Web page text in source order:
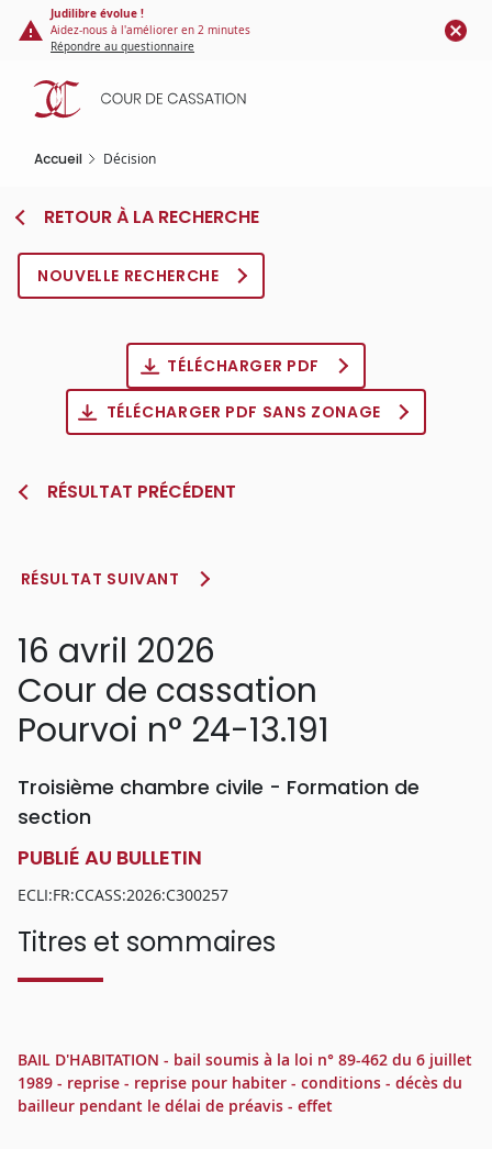
Panneau de gestion des cookies
contenu
principal
Judilibre évolue !
Aidez-nous à l'améliorer en 2 minutes
Répondre au questionnaire
Accueil Décision
RETOUR À LA RECHERCHE
NOUVELLE RECHERCHE
TÉLÉCHARGER PDF
TÉLÉCHARGER PDF SANS ZONAGE
RÉSULTAT PRÉCÉDENT
RÉSULTAT SUIVANT
16 avril 2026
Cour de cassation
Pourvoi n° 24-13.191
Troisième chambre civile - Formation de
section
PUBLIÉ AU BULLETIN
ECLI:FR:CCASS:2026:C300257
Titres et sommaires
BAIL D'HABITATION - bail soumis à la loi n° 89-462 du 6 juillet
1989 - reprise - reprise pour habiter - conditions - décès du
bailleur pendant le délai de préavis - effet